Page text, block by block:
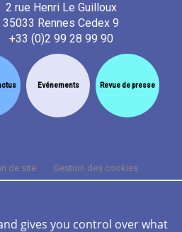
2 rue Henri Le Guilloux
35033 Rennes Cedex 9
+33 (0)2 99 28 99 90
Evénements Revue de presse
de site
Gestion des cookies
Mentions légales
Crédits
gives you control over what